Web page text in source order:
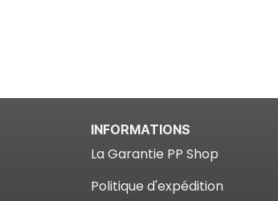
INFORMATIONS
La Garantie PP Shop​
Politique d'expédition